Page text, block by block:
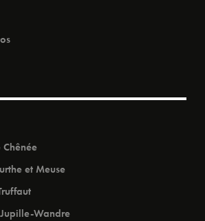
et Meuse
Wandre